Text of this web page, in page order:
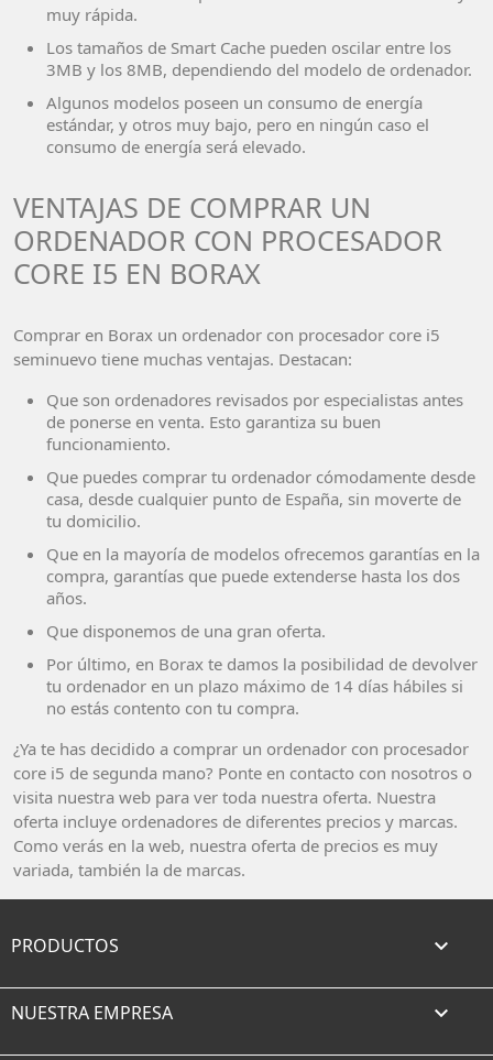
muy rápida.
Los tamaños de Smart Cache pueden oscilar entre los
3MB y los 8MB, dependiendo del modelo de ordenador.
Algunos modelos poseen un consumo de energía
estándar, y otros muy bajo, pero en ningún caso el
consumo de energía será elevado.
VENTAJAS DE COMPRAR UN
ORDENADOR CON PROCESADOR
CORE I5 EN BORAX
Comprar en Borax un ordenador con procesador core i5
seminuevo tiene muchas ventajas. Destacan:
Que son ordenadores revisados por especialistas antes
de ponerse en venta. Esto garantiza su buen
funcionamiento.
Que puedes comprar tu ordenador cómodamente desde
casa, desde cualquier punto de España, sin moverte de
tu domicilio.
Que en la mayoría de modelos ofrecemos garantías en la
compra, garantías que puede extenderse hasta los dos
años.
Que disponemos de una gran oferta.
Por último, en Borax te damos la posibilidad de devolver
tu ordenador en un plazo máximo de 14 días hábiles si
no estás contento con tu compra.
¿Ya te has decidido a comprar un ordenador con procesador
core i5 de segunda mano? Ponte en contacto con nosotros o
visita nuestra web para ver toda nuestra oferta. Nuestra
oferta incluye ordenadores de diferentes precios y marcas.
Como verás en la web, nuestra oferta de precios es muy
variada, también la de marcas.
PRODUCTOS 
NUESTRA EMPRESA 